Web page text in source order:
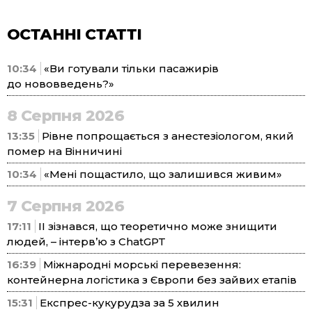
ОСТАННІ СТАТТІ
10:34
«Ви готували тільки пасажирів
до нововведень?»
8 Серпня 2026
13:35 Рівне попрощається з анестезіологом, який
помер на Вінничині
10:34
«Мені пощастило, що залишився живим»
7 Серпня 2026
17:11
ІІ зізнався, що теоретично може знищити
людей, – інтерв’ю з ChatGPT
16:39 Міжнародні морські перевезення:
контейнерна логістика з Європи без зайвих етапів
15:31
Експрес-кукурудза за 5 хвилин